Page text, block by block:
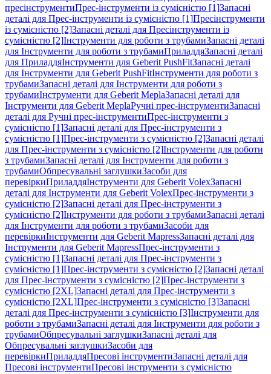
пресінструментиПрес-інструменти із сумісністю [1]Запасні
деталі для Прес-інструменти із сумісністю [1]Пресінструменти
із сумісністю [2]Запасні деталі для Пресінструменти із
сумісністю [2]Інструменти для роботи з трубамиЗапасні деталі
для Інструменти для роботи з трубамиПриладдяЗапасні деталі
для ПриладдяІнструменти для Geberit PushFitЗапасні деталі
для Інструменти для Geberit PushFitІнструменти для роботи з
трубамиЗапасні деталі для Інструменти для роботи з
трубамиІнструменти для Geberit MeplaЗапасні деталі для
Інструменти для Geberit MeplaРучні прес-інструментиЗапасні
деталі для Ручні прес-інструментиПрес-інструменти з
сумісністю [1]Запасні деталі для Прес-інструменти з
сумісністю [1]Прес-інструменти з сумісністю [2]Запасні деталі
для Прес-інструменти з сумісністю [2]Інструменти для роботи
з трубамиЗапасні деталі для Інструменти для роботи з
трубамиОбпресувальні заглушкиЗасоби для
перевіркиПриладдяІнструменти для Geberit VolexЗапасні
деталі для Інструменти для Geberit VolexПрес-інструменти з
сумісністю [2]Запасні деталі для Прес-інструменти з
сумісністю [2]Інструменти для роботи з трубамиЗапасні деталі
для Інструменти для роботи з трубамиЗасоби для
перевіркиІнструменти для Geberit MapressЗапасні деталі для
Інструменти для Geberit MapressПрес-інструменти з
сумісністю [1]Запасні деталі для Прес-інструменти з
сумісністю [1]Прес-інструменти з сумісністю [2]Запасні деталі
для Прес-інструменти з сумісністю [2]Прес-інструменти з
сумісністю [2XL]Запасні деталі для Прес-інструменти з
сумісністю [2XL]Прес-інструменти з сумісністю [3]Запасні
деталі для Прес-інструменти з сумісністю [3]Інструменти для
роботи з трубамиЗапасні деталі для Інструменти для роботи з
трубамиОбпресувальні заглушкиЗапасні деталі для
Обпресувальні заглушкиЗасоби для
перевіркиПриладдяПресові інструментиЗапасні деталі для
Пресові інструментиПресові інструменти з сумісністю